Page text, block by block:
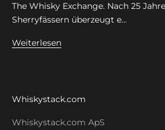
The Whisky Exchange. Nach 25
Sherryfässern überzeugt e...
Weiterlesen
Whiskystack.com
Whiskystack.com ApS